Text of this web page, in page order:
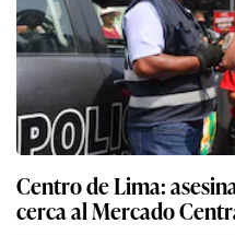
Centro de Lima:
cerca al Mercado